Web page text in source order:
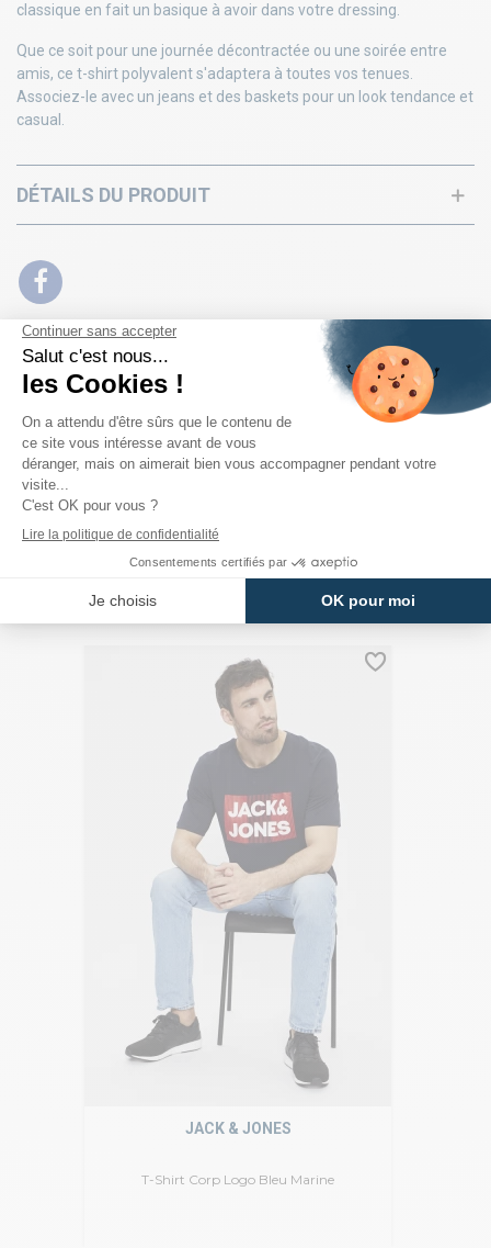
classique en fait un basique à avoir dans votre dressing.
Que ce soit pour une journée décontractée ou une soirée entre
amis, ce t-shirt polyvalent s'adaptera à toutes vos tenues.
Associez-le avec un jeans et des baskets pour un look tendance et
casual.
DÉTAILS DU PRODUIT
PRODUITS DE LA MÊME CATÉGORIE
T-Shirt Corp Logo Bleu Marine
JACK & JONES